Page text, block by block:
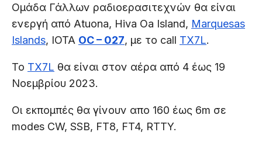
Ομάδα Γάλλων ραδιοερασιτεχνών θα είναι
ενεργή από Atuona, Hiva Oa Island, Marquesas
Islands, IOTA OC – 027, με το call TX7L.
Το TX7L θα είναι στον αέρα από 4 έως 19
Νοεμβρίου 2023.
Οι εκπομπές θα γίνουν απο 160 έως 6m σε
modes CW, SSB, FT8, FT4, RTTY.